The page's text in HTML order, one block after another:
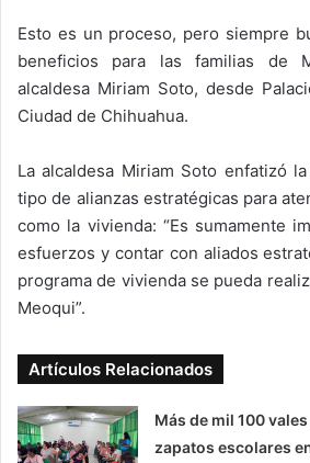
Esto es un proceso, pero siempre
beneficios para las familias de
alcaldesa Miriam Soto, desde
Ciudad de Chihuahua.
La alcaldesa Miriam Soto enfatizó
tipo de alianzas estratégicas para
como la vivienda: “Es sumamente
esfuerzos y contar con aliados
programa de vivienda se pueda
Meoqui”.
Artículos Relacionados
Más de mil 100
zapatos escolares